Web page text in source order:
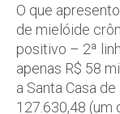
O que
de mielóide
positivo – 2ª
apenas R$ 58
a Santa Casa
127.630,48 (um